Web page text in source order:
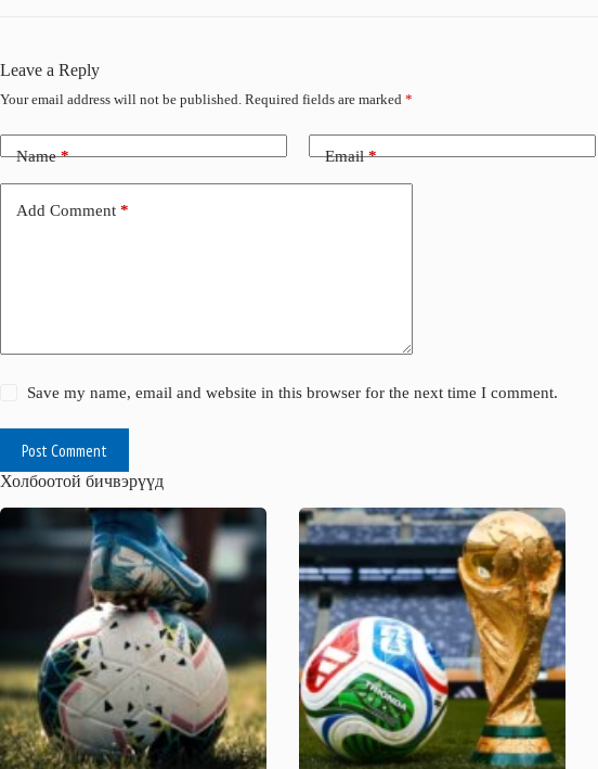
Leave a Reply
Your email address will not be published. Required fields are marked *
Name* Email*
Add Comment *
Save my name, email and website in this browser for the next time I comment.
Post Comment
Холбоотой бичвэрүүд